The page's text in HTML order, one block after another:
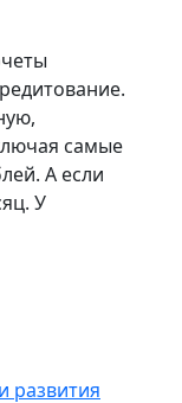
самые
А если
У